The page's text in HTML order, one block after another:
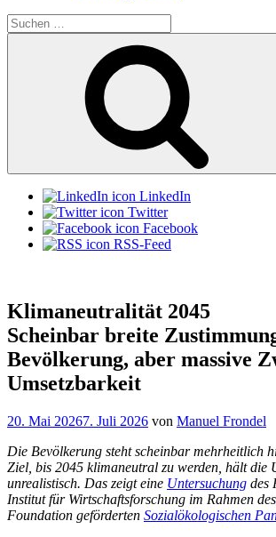
Suchen
nach:
LinkedIn
Twitter
Facebook
RSS-Feed
Klimaneutralität 2045
Scheinbar breite
Bevölkerung, aber massive
Umsetzbarkeit
Veröffentlicht
20. Mai 20267. Juli 2026 von Manuel Frondel
Die Bevölkerung steht scheinbar mehrheitlich
Ziel, bis 2045 klimaneutral zu werden, hält die
unrealistisch. Das zeigt eine Untersuchung des
Institut für Wirtschaftsforschung im Rahmen
Foundation geförderten Sozialökologischen